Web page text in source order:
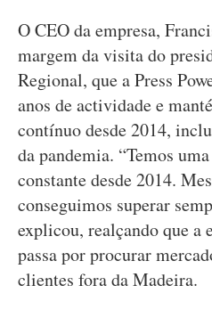
O CEO da empresa,
margem da visita do
Regional, que a Press
anos de actividade e
contínuo desde 2014,
da pandemia. “Temos
constante desde 2014.
conseguimos superar
explicou, realçando que a
passa por procurar
clientes fora da Madeira.